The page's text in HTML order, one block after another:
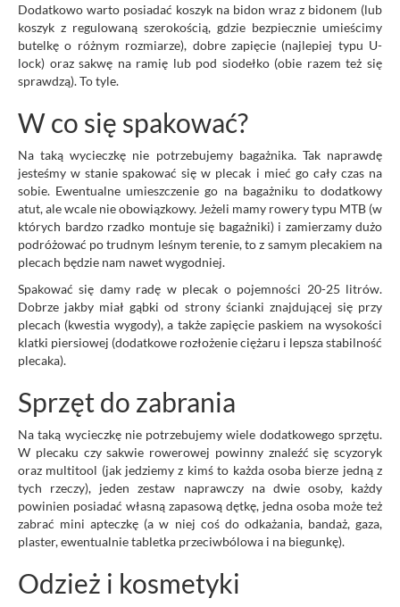
Dodatkowo warto posiadać koszyk na bidon wraz z bidonem (lub
koszyk z regulowaną szerokością, gdzie bezpiecznie umieścimy
butelkę o różnym rozmiarze), dobre zapięcie (najlepiej typu U-
lock) oraz sakwę na ramię lub pod siodełko (obie razem też się
sprawdzą). To tyle.
W co się spakować?
Na taką wycieczkę nie potrzebujemy bagażnika. Tak naprawdę
jesteśmy w stanie spakować się w plecak i mieć go cały czas na
sobie. Ewentualne umieszczenie go na bagażniku to dodatkowy
atut, ale wcale nie obowiązkowy. Jeżeli mamy rowery typu MTB (w
których bardzo rzadko montuje się bagażniki) i zamierzamy dużo
podróżować po trudnym leśnym terenie, to z samym plecakiem na
plecach będzie nam nawet wygodniej.
Spakować się damy radę w plecak o pojemności 20-25 litrów.
Dobrze jakby miał gąbki od strony ścianki znajdującej się przy
plecach (kwestia wygody), a także zapięcie paskiem na wysokości
klatki piersiowej (dodatkowe rozłożenie ciężaru i lepsza stabilność
plecaka).
Sprzęt do zabrania
Na taką wycieczkę nie potrzebujemy wiele dodatkowego sprzętu.
W plecaku czy sakwie rowerowej powinny znaleźć się scyzoryk
oraz multitool (jak jedziemy z kimś to każda osoba bierze jedną z
tych rzeczy), jeden zestaw naprawczy na dwie osoby, każdy
powinien posiadać własną zapasową dętkę, jedna osoba może też
zabrać mini apteczkę (a w niej coś do odkażania, bandaż, gaza,
plaster, ewentualnie tabletka przeciwbólowa i na biegunkę).
Odzież i kosmetyki